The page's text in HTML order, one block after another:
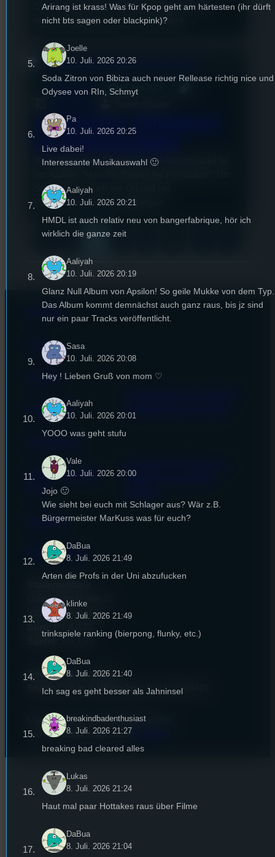
Stück: Auerhaus. Das Stück basiert auf dem
gleichnamigen Roman von Bov Bjerg.…
mic Kulturcheck 13. Mai 2023
Litauischer Filmabend
im Andreasstadel
Beim litauischen Filmabend im Andreasstadel lief
Stufu war für euch vor Ort und hat
Publikumsstimmen eingefangen.
« 1 2 3
FAQ
Satzung
Impressum
Cookie-Richtlinie
(EU)
Empfang
EPK & Presse
Start your own radio
Universitätsstraße 31
93053 Regensburg
SH 1.39
Telefon:0941 9435784
Studio Call-In & WhatsApp: 0941 56959421
Überblick über unsere Mailadressen
und Kontaktformular unter
Arirang ist krass! Was für Kpop geht am härtesten (ihr dürft
nicht bts sagen oder blackpink)?
Joelle
10. Juli. 2026 20:26
Soda Zitron von Bibiza auch neuer Rellease richtig nice und
Odysee von RIn, Schmyt
Pa
10. Juli. 2026 20:25
Live dabei!
Interessante Musikauswahl 🙂
Aaliyah
10. Juli. 2026 20:21
HMDL ist auch relativ neu von bangerfabrique, hör ich
wirklich die ganze zeit
Aaliyah
10. Juli. 2026 20:19
Glanz Null Album von Apsilon! So geile Mukke von dem Typ.
Das Album kommt demnächst auch ganz raus, bis jz sind
nur ein paar Tracks veröffentlicht.
Sasa
10. Juli. 2026 20:08
Hey ! Lieben Gruß von mom ♡
Aaliyah
10. Juli. 2026 20:01
YOOO was geht stufu
Vale
10. Juli. 2026 20:00
Jojo 🙂
Wie sieht bei euch mit Schlager aus? Wär z.B.
Bürgermeister MarKuss was für euch?
DaBua
8. Juli. 2026 21:49
Arten die Profs in der Uni abzufucken
klinke
8. Juli. 2026 21:49
trinkspiele ranking (bierpong, flunky, etc.)
DaBua
8. Juli. 2026 21:40
Ich sag es geht besser als Jahninsel
breakindbadenthusiast
8. Juli. 2026 21:27
breaking bad cleared alles
Lukas
8. Juli. 2026 21:24
Haut mal paar Hottakes raus über Filme
DaBua
8. Juli. 2026 21:04